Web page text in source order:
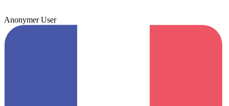
Anonymer User